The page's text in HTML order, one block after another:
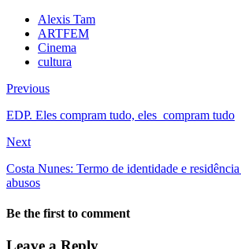
Alexis Tam
ARTFEM
Cinema
cultura
Previous
EDP. Eles compram tudo, eles compram tudo
Next
Costa Nunes: Termo de identidade e
abusos
Be the first to comment